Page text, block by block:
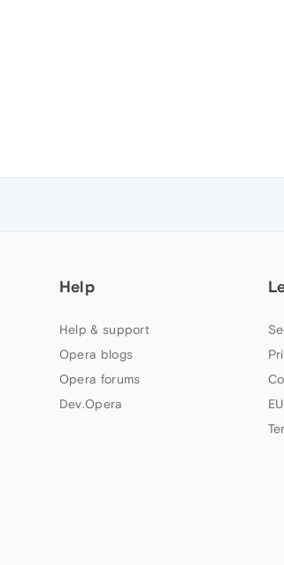
Help
Help & support
Opera blogs
Opera forums
Dev.Opera